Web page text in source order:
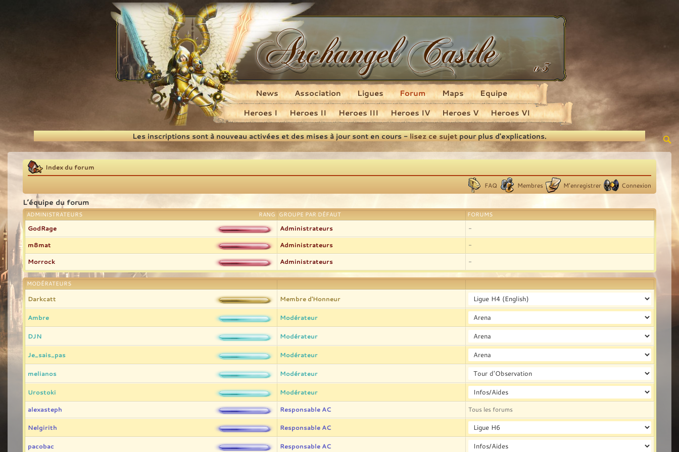
Recherche
Heroes I Heroes II Heroes III Heroes IV Heroes V Heroes VI
News Association Ligues Forum Maps Equipe
Les inscriptions sont à nouveau activées et des mises à jour sont en cours -lisez ce sujetpour plus d'explications.
Index du forum
FAQ Membres M’enregistrer Connexion
L’équipe du forum
RANG
ADMINISTRATEURS GROUPE PAR DÉFAUT FORUMS
GodRage Administrateurs -
m8mat Administrateurs -
Morrock Administrateurs -
MODÉRATEURS
Darkcatt Membre d'Honneur
Ambre Modérateur
DJN Modérateur
Je_sais_pas Modérateur
melianos Modérateur
Urostoki Modérateur
alexasteph Responsable AC Tous les forums
Nelgirith Responsable AC
pacobac Responsable AC